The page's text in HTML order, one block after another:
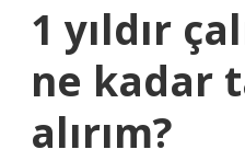
1 yıldır
ne kadar
alırım?